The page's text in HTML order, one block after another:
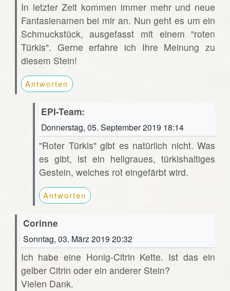
In letzter Zeit kommen immer mehr und neue
Fantasienamen bei mir an. Nun geht es um ein
Schmuckstück, ausgefasst mit einem "roten
Türkis". Gerne erfahre ich Ihre Meinung zu
diesem Stein!
Antworten
EPI-Team:
Donnerstag, 05. September 2019 18:14
"Roter Türkis" gibt es natürlich nicht. Was
es gibt, ist ein hellgraues, türkishaltiges
Gestein, welches rot eingefärbt wird.
Antworten
Corinne
Sonntag, 03. März 2019 20:32
Ich habe eine Honig-Citrin Kette. Ist das ein
gelber Citrin oder ein anderer Stein?
Vielen Dank.